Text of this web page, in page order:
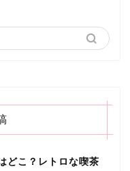
どこ？レトロな喫茶